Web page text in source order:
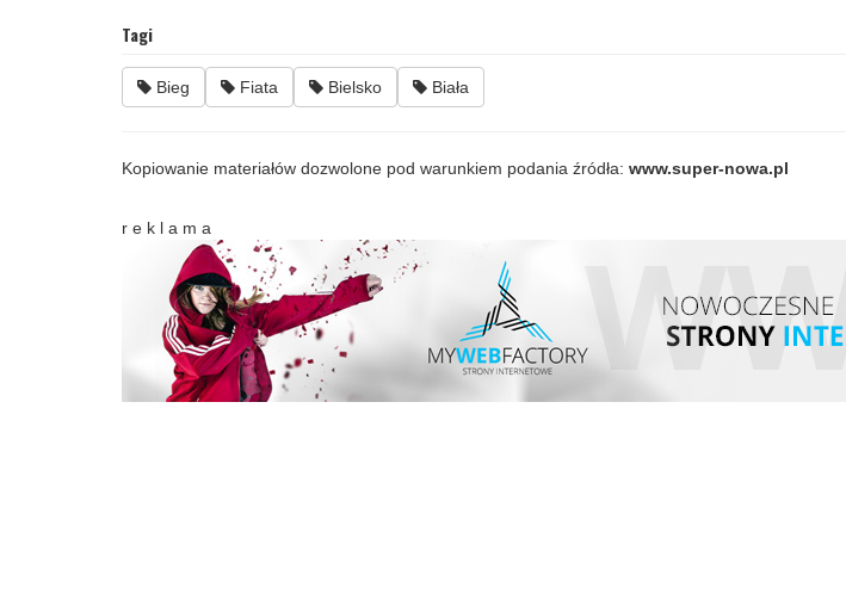
Tagi
Bieg Fiata Bielsko Biała
Kopiowanie materiałów dozwolone pod warunkiem podania źródła: www.super-nowa.pl
r e k l a m a